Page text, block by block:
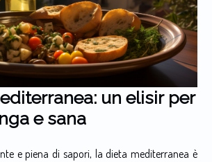
un elisir per
e sana
e piena di sapori, la dieta mediterranea è